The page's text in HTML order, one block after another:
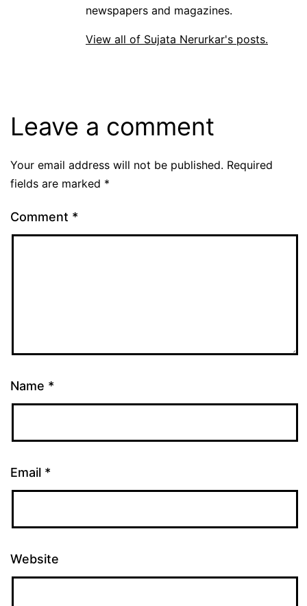
newspapers and magazines.
View all of Sujata Nerurkar's posts.
Leave a comment
Your email address will not be published. Required
fields are marked *
Comment *
Name *
Email *
Website